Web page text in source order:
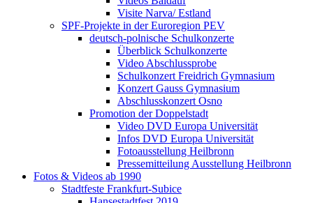
Visite Narva/ Estland
SPF-Projekte in der Euroregion PEV
deutsch-polnische Schulkonzerte
Überblick Schulkonzerte
Video Abschlussprobe
Schulkonzert Freidrich Gymnasium
Konzert Gauss Gymnasium
Abschlusskonzert Osno
Promotion der Doppelstadt
Video DVD Europa Universität
Infos DVD Europa Universität
Fotoausstellung Heilbronn
Pressemitteilung Ausstellung Heilbronn
Fotos & Videos ab 1990
Stadtfeste Frankfurt-Subice